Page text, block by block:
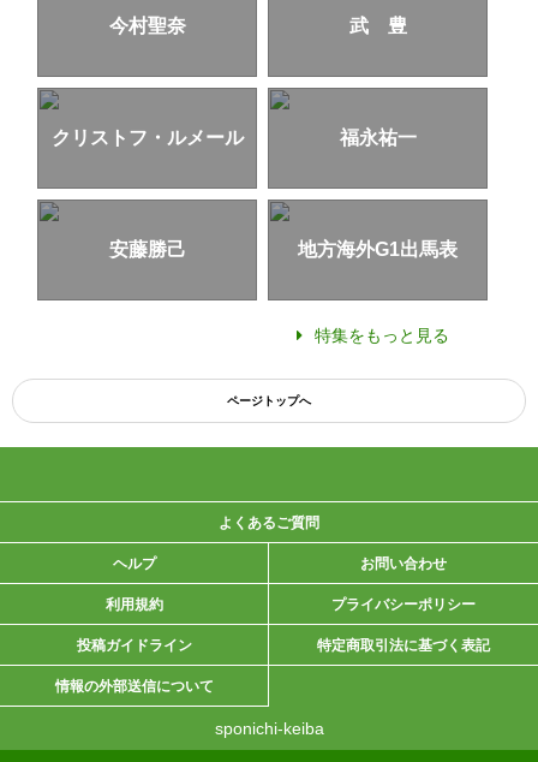
今村聖奈 武 豊
クリストフ・ルメール 福永祐一
安藤勝己 地方海外G1出馬表
特集をもっと見る
ページトップへ
よくあるご質問
ヘルプ お問い合わせ
利用規約 プライバシーポリシー
投稿ガイドライン 特定商取引法に基づく表記
情報の外部送信について
sponichi-keiba